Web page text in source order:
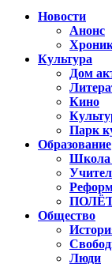
Новости
Анонс
Культура
Дом
Кино
Парк
Образование
Школа
ПОЛЁТ
Общество
Люди